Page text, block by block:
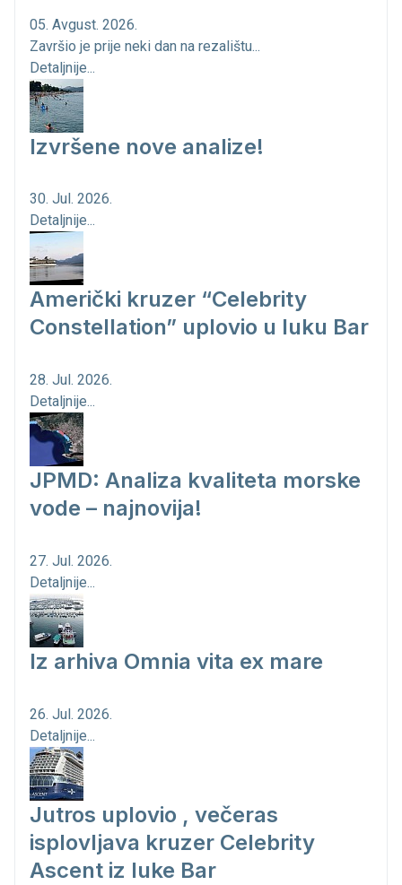
05. Avgust. 2026.
Završio je prije neki dan na rezalištu...
Detaljnije...
Izvršene nove analize!
30. Jul. 2026.
Detaljnije...
Američki kruzer “Celebrity
Constellation” uplovio u luku Bar
28. Jul. 2026.
Detaljnije...
JPMD: Analiza kvaliteta morske
vode – najnovija!
27. Jul. 2026.
Detaljnije...
Iz arhiva Omnia vita ex mare
26. Jul. 2026.
Detaljnije...
Jutros uplovio , večeras
isplovljava kruzer Celebrity
Ascent iz luke Bar